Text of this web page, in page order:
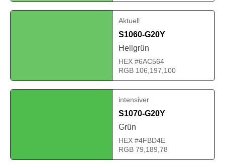
Aktuell
S1060-G20Y
Hellgrün
HEX #6AC564
RGB 106,197,100
intensiver
S1070-G20Y
Grün
HEX #4FBD4E
RGB 79,189,78